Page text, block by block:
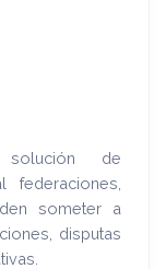
solución de
someter a
disputas